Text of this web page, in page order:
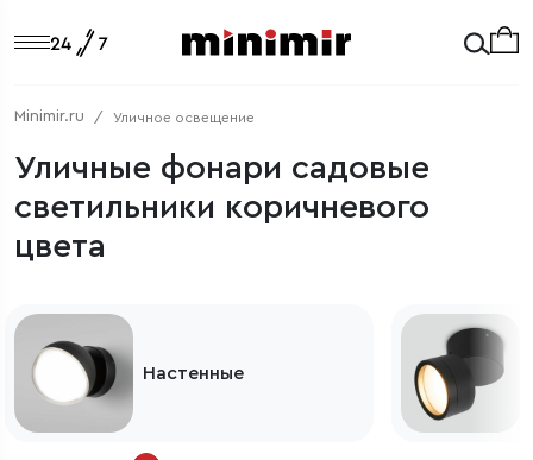
Minimir.ru Уличное освещение
Уличные фонари садовые
светильники коричневого
цвета
Настенные